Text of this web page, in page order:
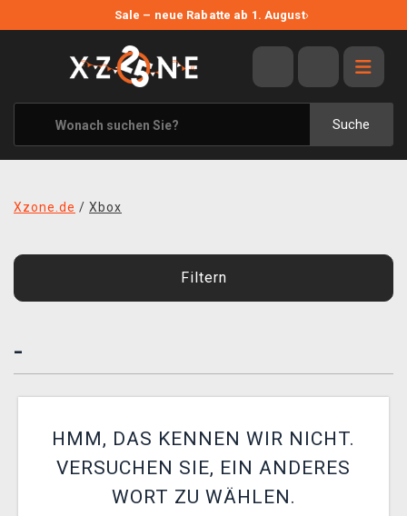
Sale – neue Rabatte ab 1. August›
Suche
ANGEBOTE
ALLE MARKEN
XZONE ORIGINALS
KLEIDUNG & ACCESSOIRES
BLOG
XZONE CLUB
Xzone.de / Xbox
Filtern
-
HMM, DAS KENNEN WIR NICHT.
VERSUCHEN SIE, EIN ANDERES
WORT ZU WÄHLEN.